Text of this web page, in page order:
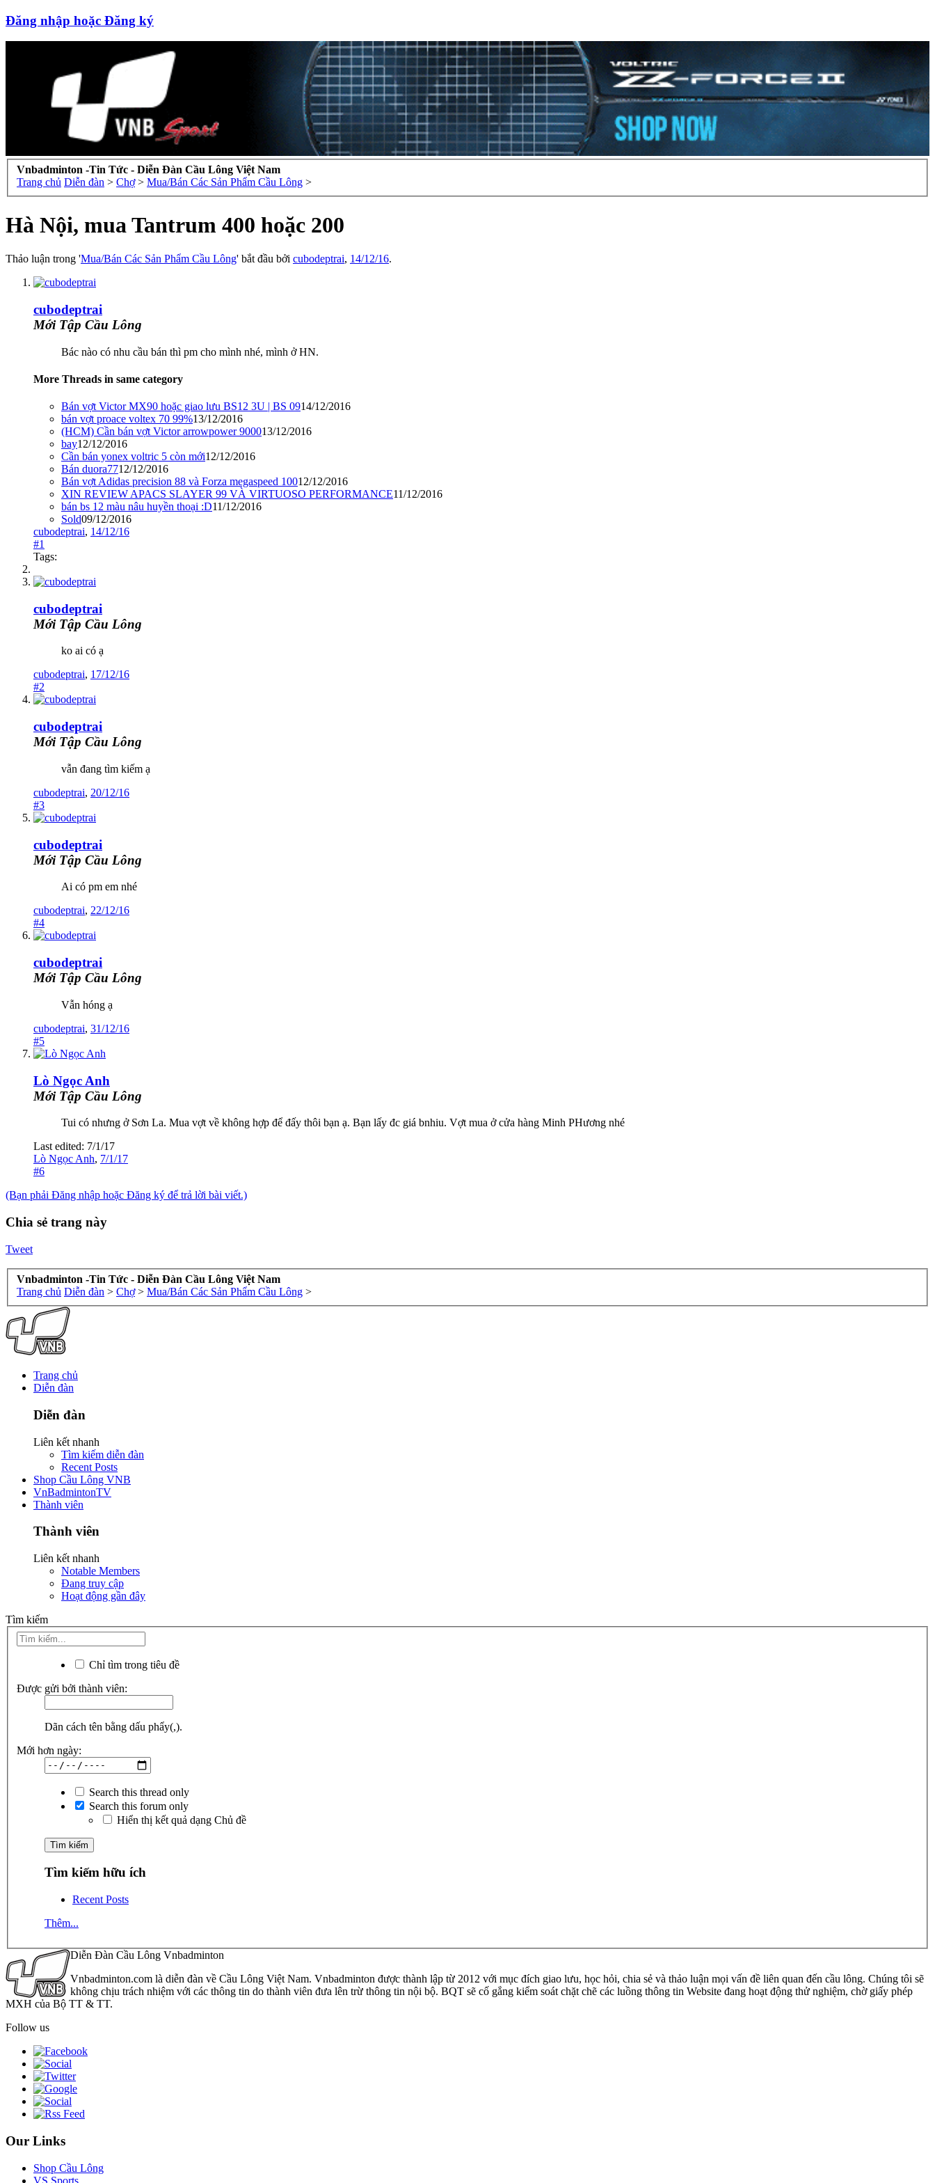
Đăng nhập hoặc Đăng ký
Vnbadminton -Tin Tức - Diễn Đàn Cầu Lông Việt Nam
Trang chủ Diễn đàn > Chợ > Mua/Bán Các Sản Phẩm Cầu Lông >
Hà Nội, mua Tantrum 400 hoặc 200
Thảo luận trong 'Mua/Bán Các Sản Phẩm Cầu Lông' bắt đầu bởi cubodeptrai, 14/12/16.
cubodeptrai
Mới Tập Cầu Lông
Bác nào có nhu cầu bán thì pm cho mình nhé, mình ở HN.
More Threads in same category
Bán vợt Victor MX90 hoặc giao lưu BS12 3U | BS 0914/12/2016
bán vợt proace voltex 70 99%13/12/2016
(HCM) Cần bán vợt Victor arrowpower 900013/12/2016
bay12/12/2016
Cần bán yonex voltric 5 còn mới12/12/2016
Bán duora7712/12/2016
Bán vợt Adidas precision 88 và Forza megaspeed 10012/12/2016
XIN REVIEW APACS SLAYER 99 VÀ VIRTUOSO PERFORMANCE11/12/2016
bán bs 12 màu nâu huyền thoại :D11/12/2016
Sold09/12/2016
cubodeptrai, 14/12/16
#1
Tags:
cubodeptrai
Mới Tập Cầu Lông
ko ai có ạ
cubodeptrai, 17/12/16
#2
cubodeptrai
Mới Tập Cầu Lông
vẫn đang tìm kiếm ạ
cubodeptrai, 20/12/16
#3
cubodeptrai
Mới Tập Cầu Lông
Ai có pm em nhé
cubodeptrai, 22/12/16
#4
cubodeptrai
Mới Tập Cầu Lông
Vẫn hóng ạ
cubodeptrai, 31/12/16
#5
Lò Ngọc Anh
Mới Tập Cầu Lông
Tui có nhưng ở Sơn La. Mua vợt về không hợp để đấy thôi bạn ạ. Bạn lấy đc giá bnhiu. Vợt mua ở cửa hàng Minh PHương nhé
Last edited: 7/1/17
Lò Ngọc Anh, 7/1/17
#6
(Bạn phải Đăng nhập hoặc Đăng ký để trả lời bài viết.)
Chia sẻ trang này
Tweet
Vnbadminton -Tin Tức - Diễn Đàn Cầu Lông Việt Nam
Trang chủ Diễn đàn > Chợ > Mua/Bán Các Sản Phẩm Cầu Lông >
Trang chủ
Diễn đàn
Diễn đàn
Liên kết nhanh
Tìm kiếm diễn đàn
Recent Posts
Shop Cầu Lông VNB
VnBadmintonTV
Thành viên
Thành viên
Liên kết nhanh
Notable Members
Đang truy cập
Hoạt động gần đây
Tìm kiếm
Chỉ tìm trong tiêu đề
Được gửi bởi thành viên:
Dãn cách tên bằng dấu phẩy(,).
Mới hơn ngày:
Search this thread only
Search this forum only
Hiển thị kết quả dạng Chủ đề
Tìm kiếm hữu ích
Recent Posts
Thêm...
Diễn Đàn Cầu Lông Vnbadminton
Vnbadminton.com là diễn đàn về Cầu Lông Việt Nam. Vnbadminton được thành lập từ 2012 với mục đích giao lưu, học hỏi, chia sẻ và thảo luận mọi vấn đề liên quan đến cầu lông. Chúng tôi sẽ
không chịu trách nhiệm với các thông tin do thành viên đưa lên trừ thông tin nội bộ. BQT sẽ cố gắng kiểm soát chặt chẽ các luồng thông tin Website đang hoạt động thử nghiệm, chờ giấy phép
MXH của Bộ TT & TT.
Follow us
Our Links
Shop Cầu Lông
VS Sports